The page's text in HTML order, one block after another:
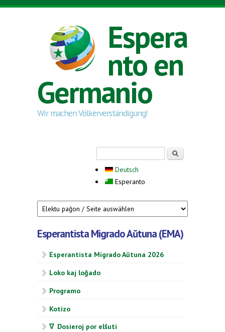
Skip to main content
Espera
nto en
Germanio
Wir machen Völkerverständigung!
Deutsch
Esperanto
Esperantista Migrado Aŭtuna (EMA)
Esperantista Migrado Aŭtuna 2026
Loko kaj loĝado
Programo
Kotizo
∇ Dosieroj por elŝuti